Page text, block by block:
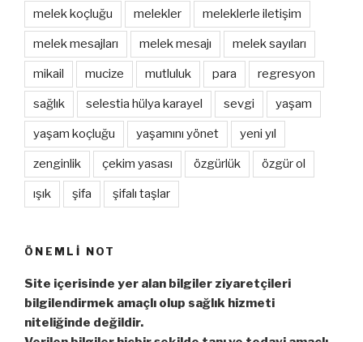
melek koçluğu melekler meleklerle iletişim
melek mesajları melek mesajı melek sayıları
mikail mucize mutluluk para regresyon
sağlık selestia hülya karayel sevgi yaşam
yaşam koçluğu yaşamını yönet yeni yıl
zenginlik çekim yasası özgürlük özgür ol
ışık şifa şifalı taşlar
ÖNEMLI NOT
Site içerisinde yer alan bilgiler ziyaretçileri
bilgilendirmek amaçlı olup sağlık hizmeti
niteliğinde değildir.